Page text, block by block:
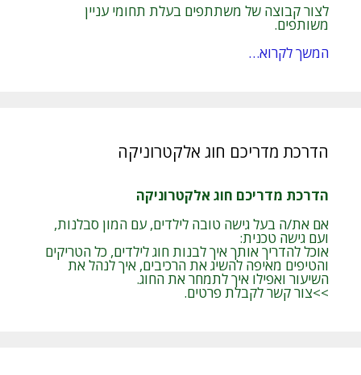
לצור קבוצה של משתתפים בעלת תחומי עניין
משותפים.
המשך לקרוא…
הדרכת מדריכם חוג אלקטרוניקה
הדרכת מדריכם חוג אלקטרוניקה
אם את/ה בעל גישה טובה לילדים, עם המון סבלנות,
ועם גישה טכנית:
אוכל להדריך אותך איך לבנות חוג לילדים, כל הטריקים
והטיפים מאיפה להשיג את הרכיבים, איך לנהל את
השיעור ואפילו איך לתמחר את החוג.
>>צור קשר לקבלת פרטים.